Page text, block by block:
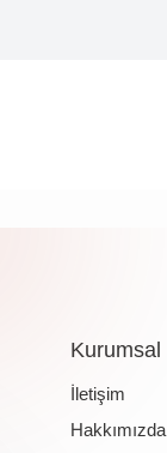
Kurumsal
İletişim
Hakkımızda